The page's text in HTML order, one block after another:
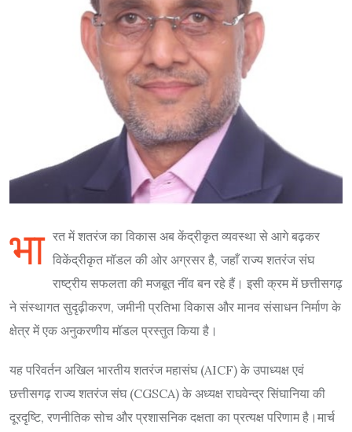
भा रत में शतरंज का विकास अब केंद्रीकृत व्यवस्था से आगे बढ़कर
विकेंद्रीकृत मॉडल की ओर अग्रसर है, जहाँ राज्य शतरंज संघ
राष्ट्रीय सफलता की मजबूत नींव बन रहे हैं। इसी क्रम में छत्तीसगढ़
ने संस्थागत सुदृढ़ीकरण, जमीनी प्रतिभा विकास और मानव संसाधन निर्माण के
क्षेत्र में एक अनुकरणीय मॉडल प्रस्तुत किया है।
यह परिवर्तन अखिल भारतीय शतरंज महासंघ (AICF) के उपाध्यक्ष एवं
छत्तीसगढ़ राज्य शतरंज संघ (CGSCA) के अध्यक्ष राघवेन्द्र सिंघानिया की
दूरदृष्टि, रणनीतिक सोच और प्रशासनिक दक्षता का प्रत्यक्ष परिणाम है।मार्च